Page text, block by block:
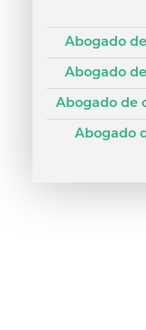
Abogado
Abogado
Abogado de
Abogado